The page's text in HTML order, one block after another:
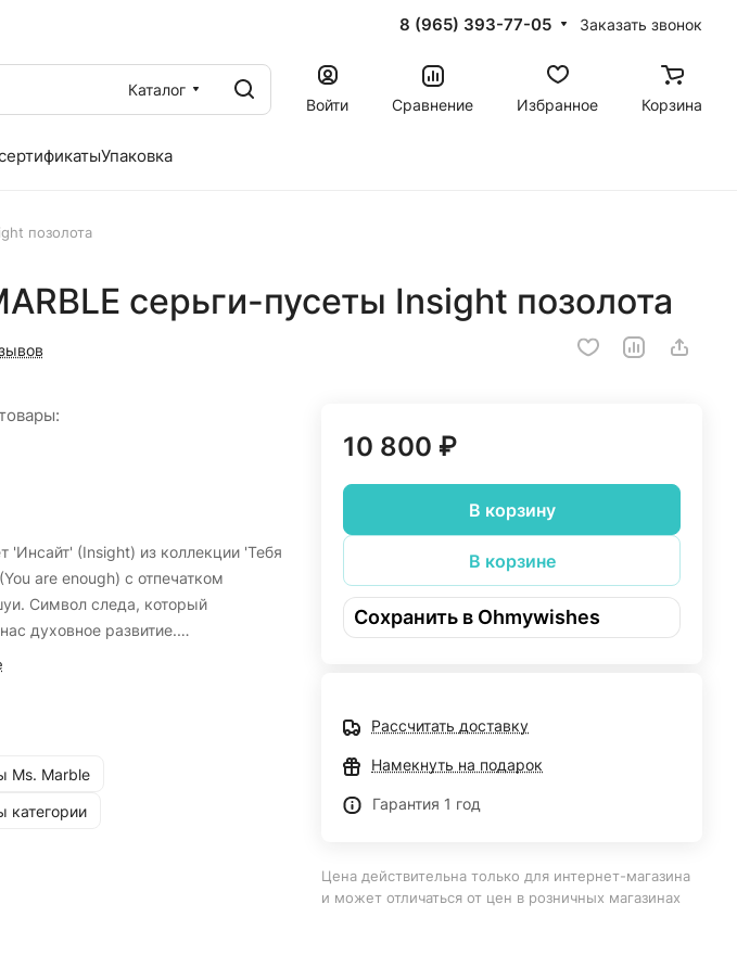
8 (965) 393-77-05 Заказать звонок
Каталог
Войти
Сравнение Избранное Корзина
Упаковка
позолота
серьги-пусеты Insight позолота
'Инсайт' (Insight) из коллекции 'Тебя
are enough) с отпечатком
Символ следа, который
духовное развитие.
пробы + позолота
Ms. Marble
категории
10 800 ₽
В корзину
В корзине
Сохранить в Ohmywishes
Рассчитать доставку
Намекнуть на подарок
Гарантия 1 год
Цена действительна только для интернет-магазина
и может отличаться от цен в розничных магазинах